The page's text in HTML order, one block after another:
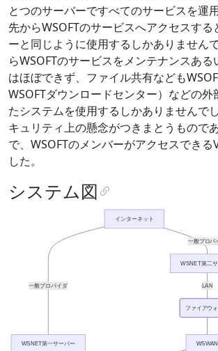
とつのサーバーですべてのサービスを運
先からWSOFTのサービスへアクセスす
ーと同じように使用するしかありません
らWSOFTのサービスをメンテナンスある
はほぼできず、ファイル共有なども
WSOFTダウンロードセンター）などの
たシステムを使用するしかありませんで
キュリティ上の懸念がつきまとうもので
で、WSOFTのメンバーがアクセスできる
した。
システム図
一般プロパ
一般プロパイダ LAN
インターネット
WSNET第二
WSNET第一サーバー
ファイアウ
WSWAN